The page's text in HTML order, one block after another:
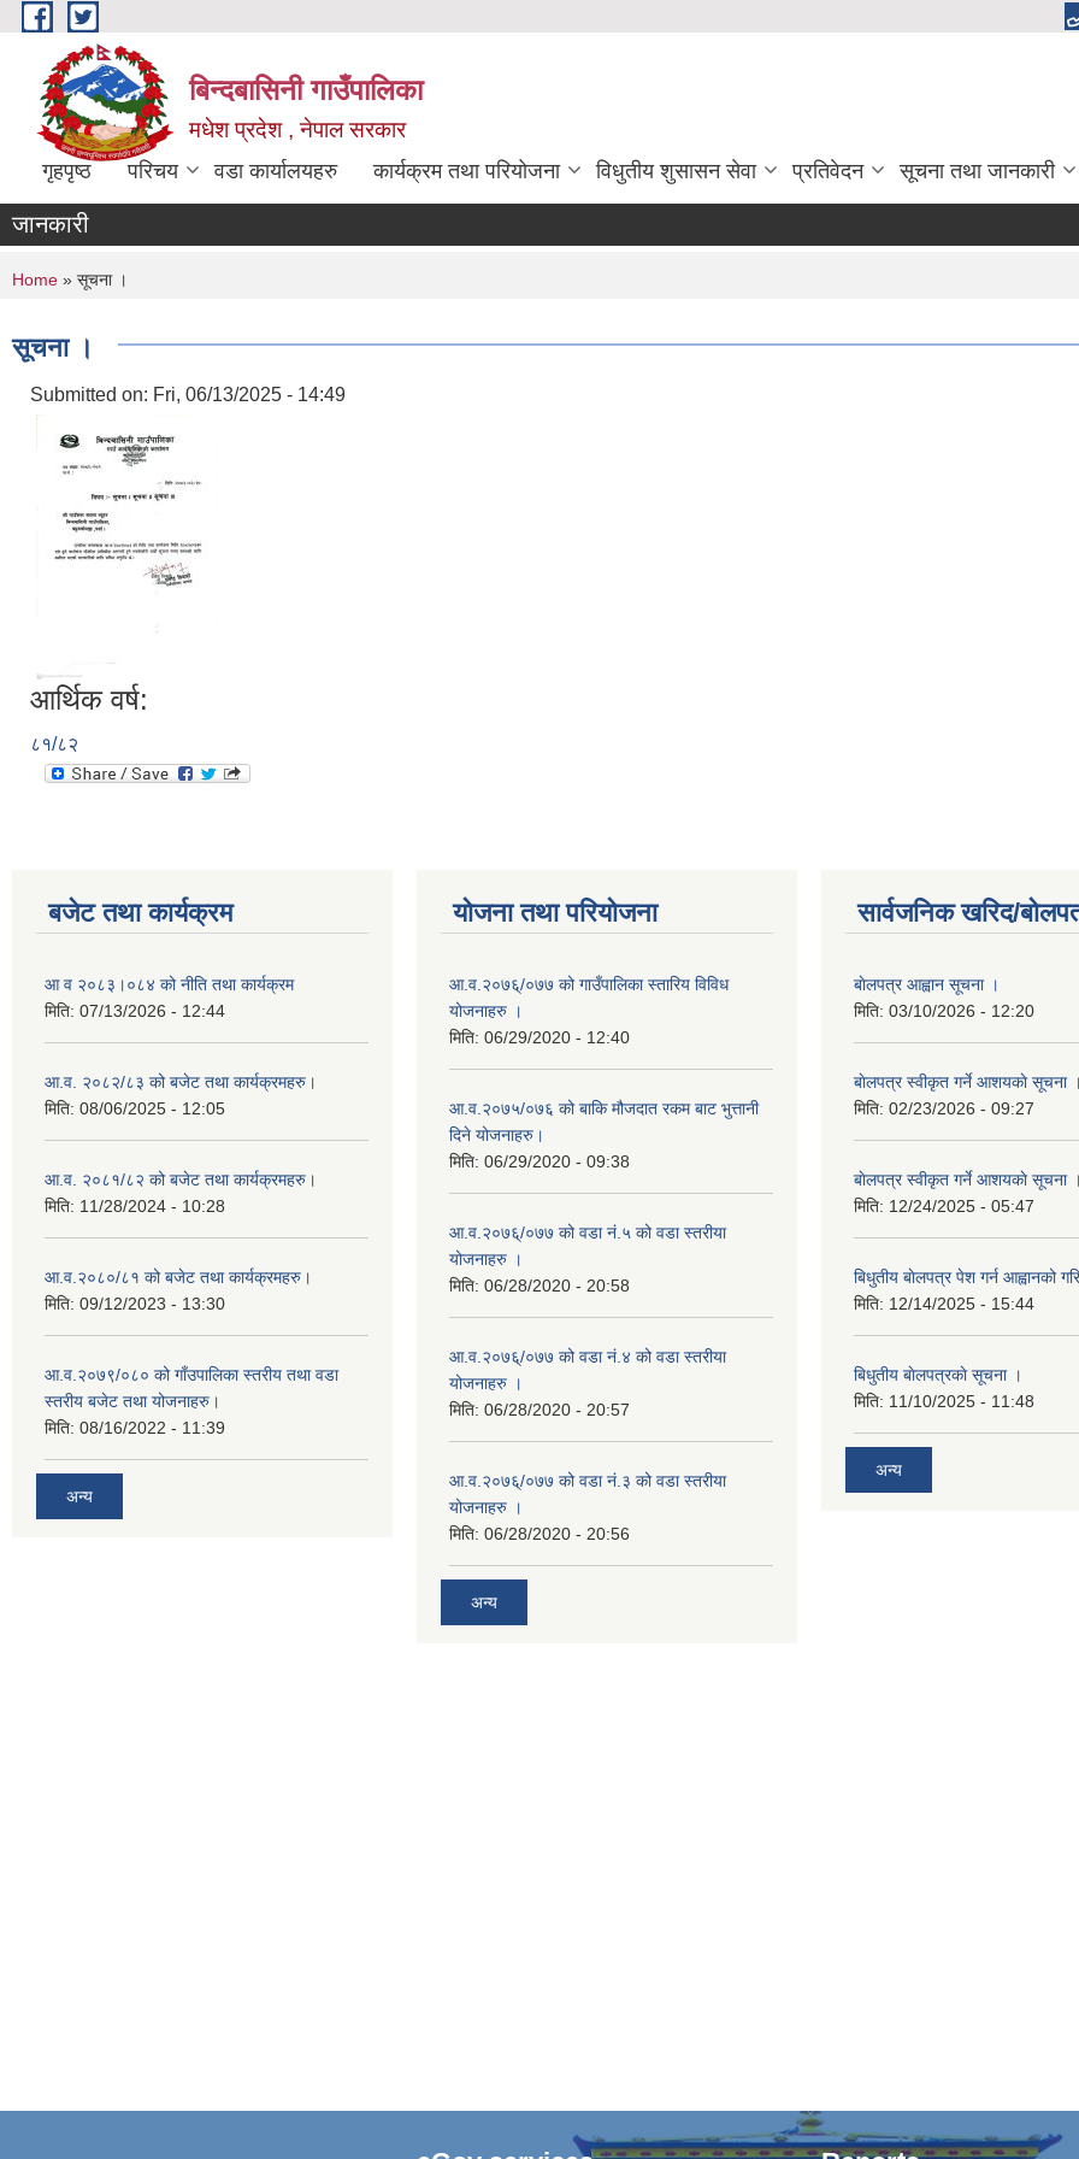
Skip to main content
बिन्दबासिनी गाउँपालिका
मधेश प्रदेश , नेपाल सरकार
गृहपृष्ठ परिचय वडा कार्यालयहरु कार्यक्रम तथा परियोजना विधुतीय शुसासन सेवा प्रतिवेदन सूचना तथा जानकारी
जानकारी
You are here
Home » सूचना ।
सूचना ।
Submitted on: Fri, 06/13/2025 - 14:49
आर्थिक वर्ष:
८१/८२
बजेट तथा कार्यक्रम
आ व २०८३।०८४ को नीति तथा कार्यक्रम
मिति: 07/13/2026 - 12:44
आ.व. २०८२/८३ को बजेट तथा कार्यक्रमहरु।
मिति: 08/06/2025 - 12:05
आ.व. २०८१/८२ को बजेट तथा कार्यक्रमहरु।
मिति: 11/28/2024 - 10:28
आ.व.२०८०/८१ को बजेट तथा कार्यक्रमहरु।
मिति: 09/12/2023 - 13:30
आ.व.२०७९/०८० को गाँउपालिका स्तरीय तथा वडा
स्तरीय बजेट तथा योजनाहरु।
मिति: 08/16/2022 - 11:39
अन्य
योजना तथा परियोजना
आ.व.२०७६्/०७७ को गाउँपालिका स्तारिय विविध
योजनाहरु ।
मिति: 06/29/2020 - 12:40
आ.व.२०७५/०७६ को बाकि मौजदात रकम बाट भुत्तानी
दिने योजनाहरु।
मिति: 06/29/2020 - 09:38
आ.व.२०७६्/०७७ को वडा नं.५ को वडा स्तरीया
योजनाहरु ।
मिति: 06/28/2020 - 20:58
आ.व.२०७६्/०७७ को वडा नं.४ को वडा स्तरीया
योजनाहरु ।
मिति: 06/28/2020 - 20:57
आ.व.२०७६्/०७७ को वडा नं.३ को वडा स्तरीया
योजनाहरु ।
मिति: 06/28/2020 - 20:56
अन्य
सार्वजनिक खरिद/
बाेलपत्र आह्वान सूचना ।
मिति: 03/10/2026 - 12:20
बाेलपत्र स्वीकृत गर्ने आशयकाे सूचना ।
मिति: 02/23/2026 - 09:27
बाेलपत्र स्वीकृत गर्ने आशयकाे सूचना ।
मिति: 12/24/2025 - 05:47
बिधुतीय बाेलपत्र पेश गर्न आह्वानको
मिति: 12/14/2025 - 15:44
बिधुतीय बाेलपत्रकाे सूचना ।
मिति: 11/10/2025 - 11:48
अन्य